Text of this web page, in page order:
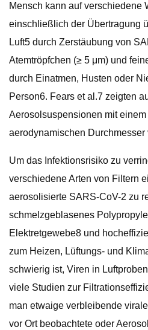
Mensch kann auf verschiedene
einschließlich der Übertragung
Luft5 durch Zerstäubung von
Atemtröpfchen (≥ 5 μm) und
durch Einatmen, Husten oder
Person6. Fears et al.7 zeigten
Aerosolsuspensionen mit
aerodynamischen Durchmesser
Um das Infektionsrisiko zu
verschiedene Arten von Filtern
aerosolisierte SARS-CoV-2 zu
schmelzgeblasenes
Elektretgewebe8 und
zum Heizen, Lüftungs- und
schwierig ist, Viren in
viele Studien zur
man etwaige verbleibende
vor Ort beobachtete oder